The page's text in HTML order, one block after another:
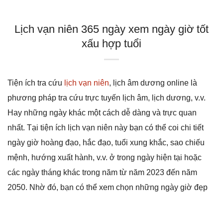
Lịch vạn niên 365 ngày xem ngày giờ tốt
xấu hợp tuổi
Tiện ích tra cứu lịch vạn niên, lịch âm dương online là
phương pháp tra cứu trực tuyến lịch âm, lịch dương, v.v.
Hay những ngày khác một cách dễ dàng và trực quan
nhất. Tại tiện ích lịch vạn niên này bạn có thể coi chi tiết
ngày giờ hoàng đạo, hắc đạo, tuổi xung khắc, sao chiếu
mệnh, hướng xuất hành, v.v. ở trong ngày hiện tại hoặc
các ngày tháng khác trong năm từ năm 2023 đến năm
2050. Nhờ đó, bạn có thể xem chọn những ngày giờ đẹp